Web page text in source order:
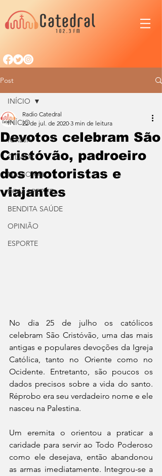
Post
INÍCIO
IGREJA
CIDADE
NACIONAL
BOM APETITE
BENDITA SAÚDE
OPINIÃO
ESPORTE
INÍCIO
Devotos celebram São
Cristóvão, padroeiro
dos motoristas e
viajantes
Radio Catedral
22 de jul. de 2020 3 min de leitura
No dia 25 de julho os católicos
celebram São Cristóvão, uma das mais
antigas e populares devoções da Igreja
Católica, tanto no Oriente como no
Ocidente. Entretanto, são poucos os
dados precisos sobre a vida do santo.
Réprobo era seu verdadeiro nome e ele
nasceu na Palestina.
Um eremita o orientou a praticar a
caridade para servir ao Todo Poderoso
como ele desejava, então abandonou
as armas imediatamente. Integrou-se a